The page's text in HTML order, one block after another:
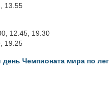
13.55
12.45, 19.30
19.25
Чемпионата мира по